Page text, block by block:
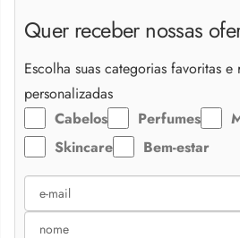
Quer receber nossas
Escolha suas categorias favoritas
personalizadas
Cabelos
Perfumes
Skincare
Bem-estar